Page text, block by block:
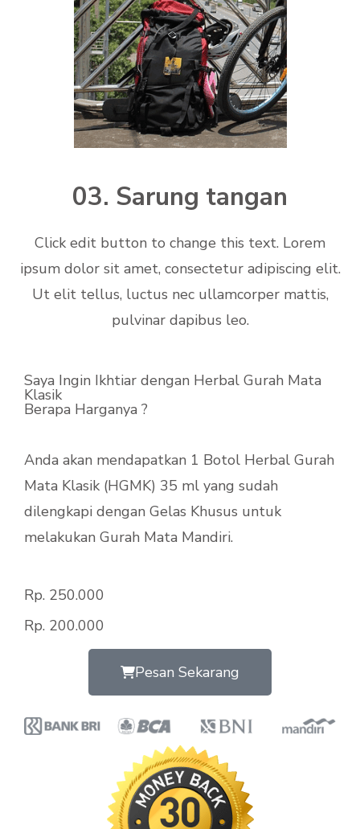
03. Sarung tangan
Click edit button to change this text. Lorem
ipsum dolor sit amet, consectetur adipiscing elit.
Ut elit tellus, luctus nec ullamcorper mattis,
pulvinar dapibus leo.
Saya Ingin Ikhtiar dengan Herbal Gurah Mata
Klasik
Berapa Harganya ?
Anda akan mendapatkan 1 Botol Herbal Gurah
Mata Klasik (HGMK) 35 ml yang sudah
dilengkapi dengan Gelas Khusus untuk
melakukan Gurah Mata Mandiri.
Rp. 250.000
Rp. 200.000
Pesan Sekarang